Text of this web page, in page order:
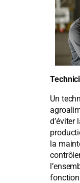
Un
d’éviter
la